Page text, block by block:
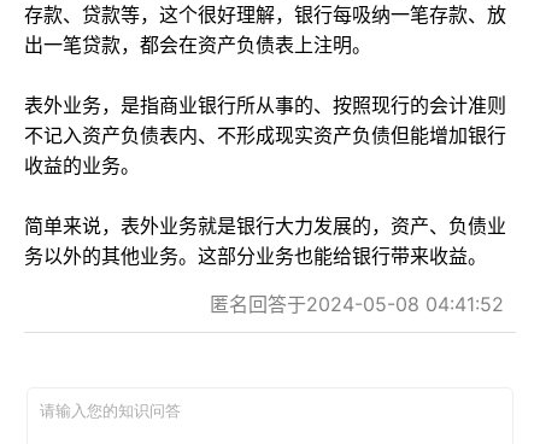
存款、贷款等，这个很好理解，银行每吸纳一笔存款、放
出一笔贷款，都会在资产负债表上注明。
表外业务，是指商业银行所从事的、按照现行的会计准则
不记入资产负债表内、不形成现实资产负债但能增加银行
收益的业务。
简单来说，表外业务就是银行大力发展的，资产、负债业
务以外的其他业务。这部分业务也能给银行带来收益。
匿名回答于2024-05-08 04:41:52